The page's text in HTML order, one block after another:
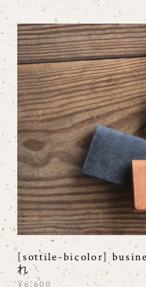
[sottile-bicolor]
れ
¥6,600